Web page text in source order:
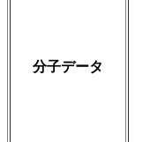
分子データ